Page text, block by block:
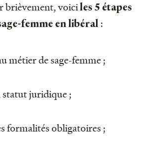
brièvement, voiciles 5 étapes
femme en libéral :
métier de sage-femme ;
statut juridique ;
formalités obligatoires ;